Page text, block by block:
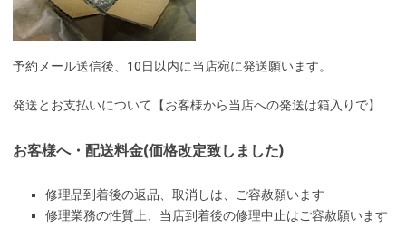
予約メール送信後、10日以内に当店宛に発送願います。
発送とお支払いについて【お客様から当店への発送は箱入りで】
お客様へ・配送料金(価格改定致しました)
修理品到着後の返品、取消しは、ご容赦願います
修理業務の性質上、当店到着後の修理中止はご容赦願います